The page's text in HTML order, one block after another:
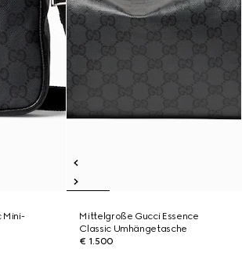
Mini-
Mittelgroße Gucci Essence
Classic Umhängetasche
€ 1.500